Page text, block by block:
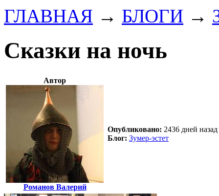
ГЛАВНАЯ → БЛОГИ →
Сказки на ночь
Автор
Романов Валерий
Опубликовано: 2436 дней
Блог: Зумер-эстет